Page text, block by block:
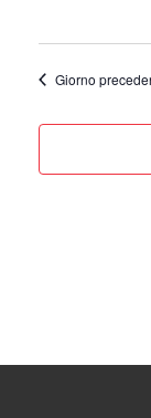
Giorno